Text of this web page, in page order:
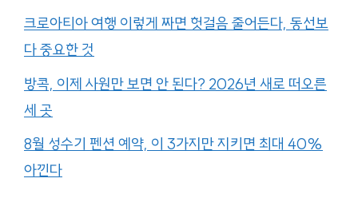
크로아티아 여행 이렇게 짜면 헛걸음 줄어든다, 동선보
다 중요한 것
방콕, 이제 사원만 보면 안 된다? 2026년 새로 떠오른
세 곳
8월 성수기 펜션 예약, 이 3가지만 지키면 최대 40%
아낀다